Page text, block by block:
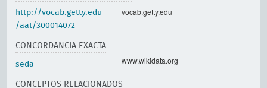
http://vocab.getty.edu
/aat/300014072
vocab.getty.edu
CONCORDANCIA EXACTA
seda www.wikidata.org
CONCEPTOS RELACIONADOS